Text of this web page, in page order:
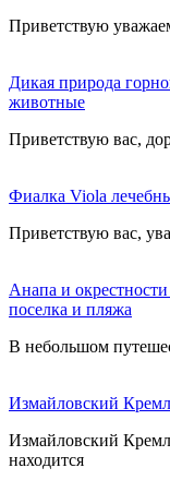
Приветствую
Дикая природа
животные
Приветствую вас,
Фиалка Viola
Приветствую вас,
Анапа и
поселка и пляжа
В небольшом
Измайловский
Измайловский
находится